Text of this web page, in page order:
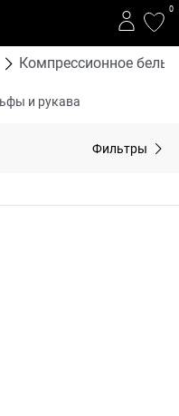
0
Компрессионное белье
и рукава
Фильтры